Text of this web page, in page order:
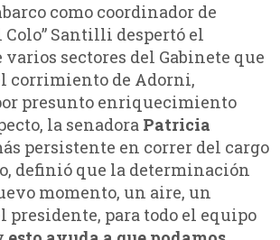
como coordinador de
Santilli despertó el
sectores del Gabinete que
corrimiento de Adorni,
presunto enriquecimiento
la senadora Patricia
persistente en correr del cargo
definió que la determinación
momento, un aire, un
presidente, para todo el equipo